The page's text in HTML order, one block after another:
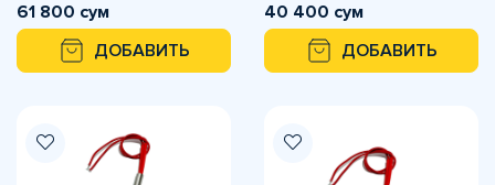
61 800 сум
ДОБАВИТЬ
40 400 сум
ДОБАВИТЬ